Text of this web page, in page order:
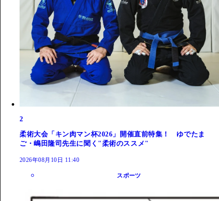
2
柔術大会「キン肉マン杯2026」開催直前特集！ ゆでたま
ご・嶋田隆司先生に聞く"柔術のススメ"
2026年08月10日 11:40
スポーツ